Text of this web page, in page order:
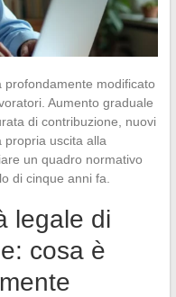
modificato
Aumento graduale
di contribuzione, nuovi
propria uscita alla
un quadro normativo
di cinque anni fa.
legale di
cosa è